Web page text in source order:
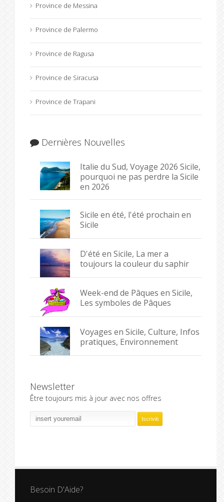
Province de Messina
Province de Palermo
Province de Ragusa
Province de Siracusa
Province de Trapani
Dernières Nouvelles
Italie du Sud, Voyage 2026 Sicile,
pourquoi ne pas perdre la Sicile
en 2026
Sicile en été, l'été prochain en
Sicile
D'été en Sicile, La mer a
toujours la couleur du saphir
Week-end de Pâques en Sicile,
Les symboles de Pâques
Voyages en Sicile, Culture, Infos
pratiques, Environnement
Newsletter
Être toujours mis à jour avec nos offres
Besoin D'Aide?